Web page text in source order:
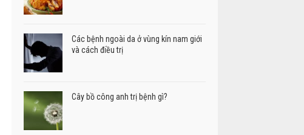
Các bệnh ngoài da ở vùng kín nam giới
và cách điều trị
Cây bồ công anh trị bệnh gì?